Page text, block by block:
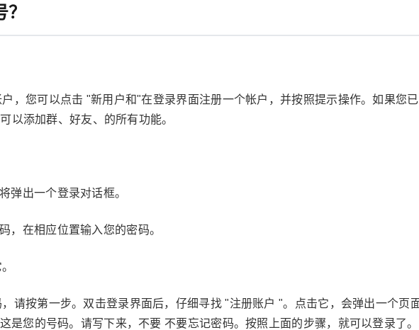
，您可以点击 "新用户和"在登录界面注册一个帐户，并按照提示操作。如果您
以添加群、好友、的所有功能。
弹出一个登录对话框。
，在相应位置输入您的密码。
请按第一步。双击登录界面后，仔细寻找 "注册账户 "。点击它，会弹出一个页
是您的号码。请写下来，不要 不要忘记密码。按照上面的步骤，就可以登录了。